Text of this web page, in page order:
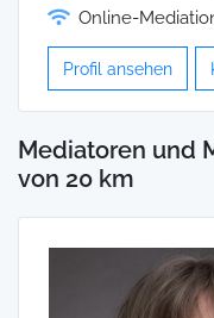
Online-
Profil ansehen
Mediatoren und
von 20 km